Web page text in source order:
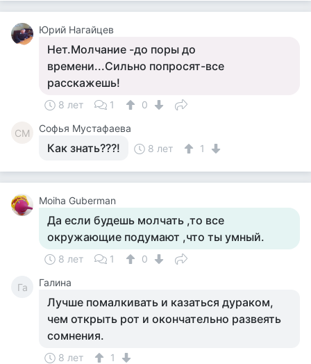
Юрий Нагайцев
Нет.Молчание -до поры до
времени...Сильно попросят-все
расскажешь!
8 лет 1 0
СМ Софья Мустафаева
Как знать???! 8 лет 1
Moiha Guberman
Да если будешь молчать ,то все
окружающие подумают ,что ты умный.
8 лет 1 0
Га Галина
​Лучше помалкивать и казаться дураком,
чем открыть рот и окончательно развеять
сомнения.
8 лет 1